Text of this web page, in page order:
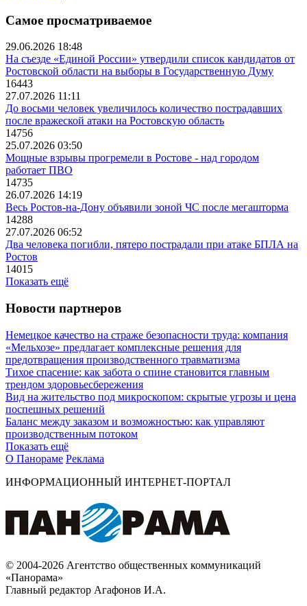
Самое просматриваемое
29.06.2026 18:48
На съезде «Единой России» утвердили список кандидатов от
Ростовской области на выборы в Государственную Думу
16443
27.07.2026 11:11
До восьми человек увеличилось количество пострадавших
после вражеской атаки на Ростовскую область
14756
25.07.2026 03:50
Мощные взрывы прогремели в Ростове - над городом
работает ПВО
14735
26.07.2026 14:19
Весь Ростов-на-Дону объявили зоной ЧС после мегашторма
14288
27.07.2026 06:52
Два человека погибли, пятеро пострадали при атаке БПЛА на
Ростов
14015
Показать ещё
Новости партнеров
Немецкое качество на страже безопасности труда: компания
«Мельхозе» предлагает комплексные решения для
предотвращения производственного травматизма
Тихое спасение: как забота о спине становится главным
трендом здоровьесбережения
Вид на жительство под микроскопом: скрытые угрозы и цена
поспешных решений
Баланс между заказом и возможностью: как управляют
производственным потоком
Показать ещё
О Панораме Реклама
ИНФОРМАЦИОННЫЙ ИНТЕРНЕТ-ПОРТАЛ
© 2004-2026 Агентство общественных коммуникаций
«Панорама»
Главный редактор Агафонов И.А.